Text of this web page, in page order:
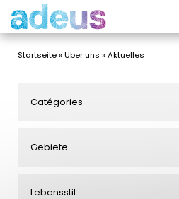
Startseite»Über uns »Aktuelles
Catégories
Gebiete
Lebensstil
Cookie-Einstellungen